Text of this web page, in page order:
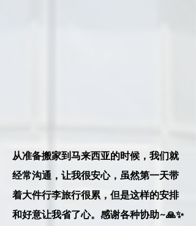
从准备搬家到马来西亚的时候，我们就
经常沟通，让我很安心，虽然第一天带
着大件行李旅行很累，但是这样的安排
和好意让我省了心。感谢各种协助~🙏✨